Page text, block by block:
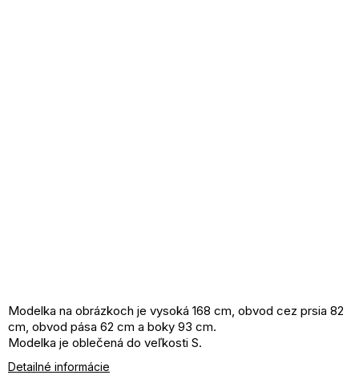
Modelka na obrázkoch je vysoká 168 cm, obvod cez prsia 82
cm, obvod pása 62 cm a boky 93 cm.
Modelka je oblečená do veľkosti S.
Detailné informácie